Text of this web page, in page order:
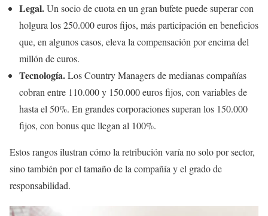
Legal.Un socio de cuota en un gran bufete puede superar con
holgura los 250.000 euros fijos, más participación en beneficios
que, en algunos casos, eleva la compensación por encima del
millón de euros.
Tecnología.Los Country Managers de medianas compañías
cobran entre 110.000 y 150.000 euros fijos, con variables de
hasta el 50%. En grandes corporaciones superan los 150.000
fijos, con bonus que llegan al 100%.
Estos rangos ilustran cómo la retribución varía no solo por sector,
sino también por el tamaño de la compañía y el grado de
responsabilidad.